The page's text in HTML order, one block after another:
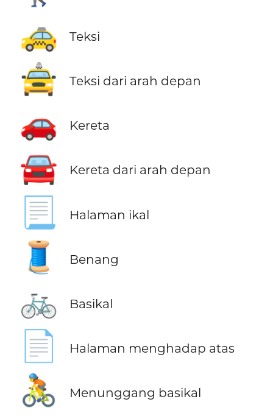
🚕 Teksi
🚖 Teksi dari arah depan
🚗 Kereta
🚘 Kereta dari arah depan
📃 Halaman ikal
🧵 Benang
🚲 Basikal
📄 Halaman menghadap atas
🚴 Menunggang basikal